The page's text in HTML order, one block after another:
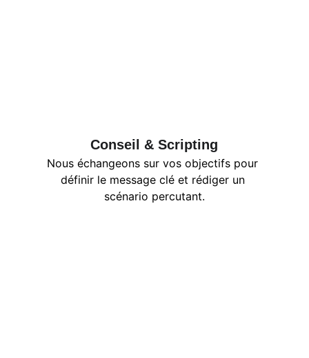
Conseil & Scripting
Nous échangeons sur vos objectifs pour
définir le message clé et rédiger un
scénario percutant.